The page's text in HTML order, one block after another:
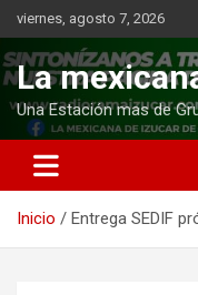
Saltar
al
contenido
viernes, agosto 7, 2026
La
Una Estación mas de
Inicio Entrega SEDIF